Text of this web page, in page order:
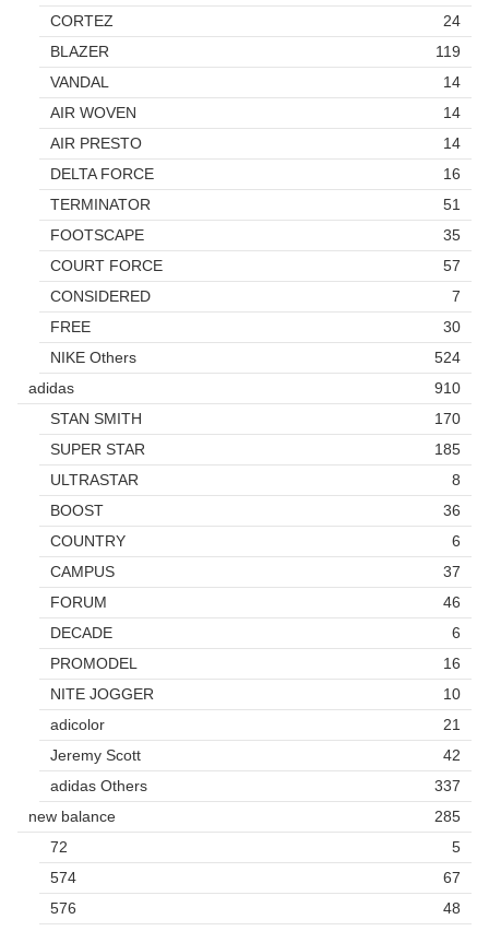
CORTEZ
24
BLAZER
119
VANDAL
14
AIR WOVEN
14
AIR PRESTO
14
DELTA FORCE
16
TERMINATOR
51
FOOTSCAPE
35
COURT FORCE
57
CONSIDERED
7
FREE
30
NIKE Others
524
adidas
910
STAN SMITH
170
SUPER STAR
185
ULTRASTAR
8
BOOST
36
COUNTRY
6
CAMPUS
37
FORUM
46
DECADE
6
PROMODEL
16
NITE JOGGER
10
adicolor
21
Jeremy Scott
42
adidas Others
337
new balance
285
72
5
574
67
576
48